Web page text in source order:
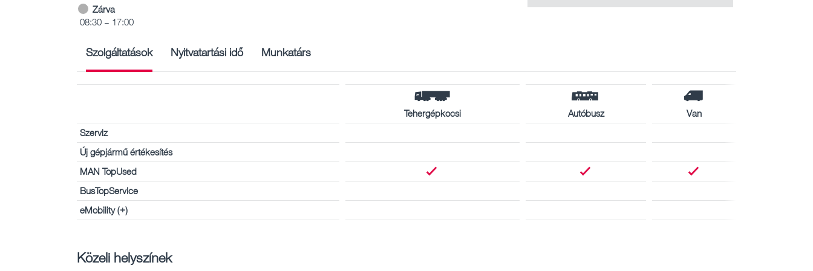
Zárva
08:30 – 17:00
Szolgáltatások Nyitvatartási idő Munkatárs
Tehergépkocsi Autóbusz
Van
Szerviz
Új gépjármű értékesítés
MAN TopUsed
BusTopService
eMobility (+)
Közeli helyszínek